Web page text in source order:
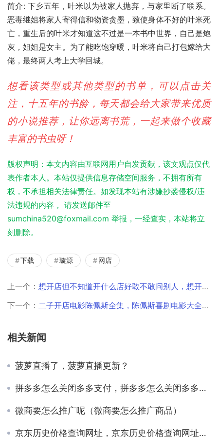
简介: 下乡五年，叶米以为被家人抛弃，与家里断了联系。
恶毒继姐将家人寄得信和物资贪墨，致使身体不好的叶米死
亡，重生后的叶米才知道这不过是一本书中世界，自己是炮
灰，姐姐是女主。为了能吃饱穿暖，叶米将自己打包嫁给大
佬，最终两人考上大学回城。
想看该类型或其他类型的书单，可以点击关
注，十五年的书龄，每天都会给大家带来优质
的小说推荐，让你远离书荒，一起来做个收藏
丰富的书虫呀！
版权声明：本文内容由互联网用户自发贡献，该文观点仅代
表作者本人。本站仅提供信息存储空间服务，不拥有所有
权，不承担相关法律责任。如发现本站有涉嫌抄袭侵权/违
法违规的内容， 请发送邮件至
sumchina520@foxmail.com 举报，一经查实，本站将立
刻删除。
下载 璇源 网店
上一个： 想开店但不知道开什么店好敢不敢问别人，想开店但不知道开什么店好敢不敢问别人要钱？
下一个： 二子开店电影陈佩斯全集，陈佩斯喜剧电影大全集二子开店？
相关新闻
菠萝直播了，菠萝直播更新？
拼多多怎么关闭多多支付，拼多多怎么关闭多多支付的免密支付？
微商要怎么推广呢（微商要怎么推广商品）
京东历史价格查询网址，京东历史价格查询网址是多少？